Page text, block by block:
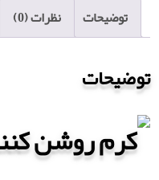
ml
توضیحات نظرات (0)
توضیحات